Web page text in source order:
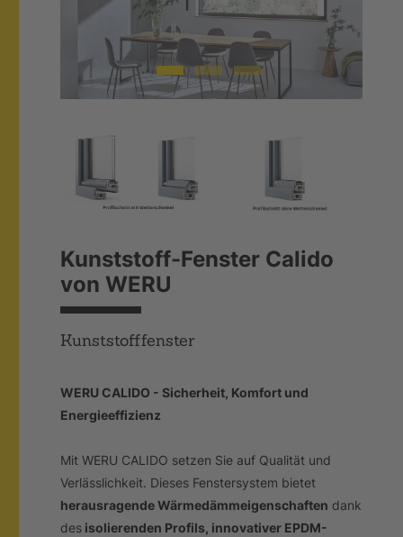
Kunststoff-Fenster Calido
von WERU
Kunststofffenster
WERU CALIDO - Sicherheit, Komfort und
Energieeffizienz
Mit WERU CALIDO setzen Sie auf Qualität und
Verlässlichkeit. Dieses Fenstersystem bietet
herausragende Wärmedämmeigenschaften dank
des isolierenden Profils, innovativer EPDM-